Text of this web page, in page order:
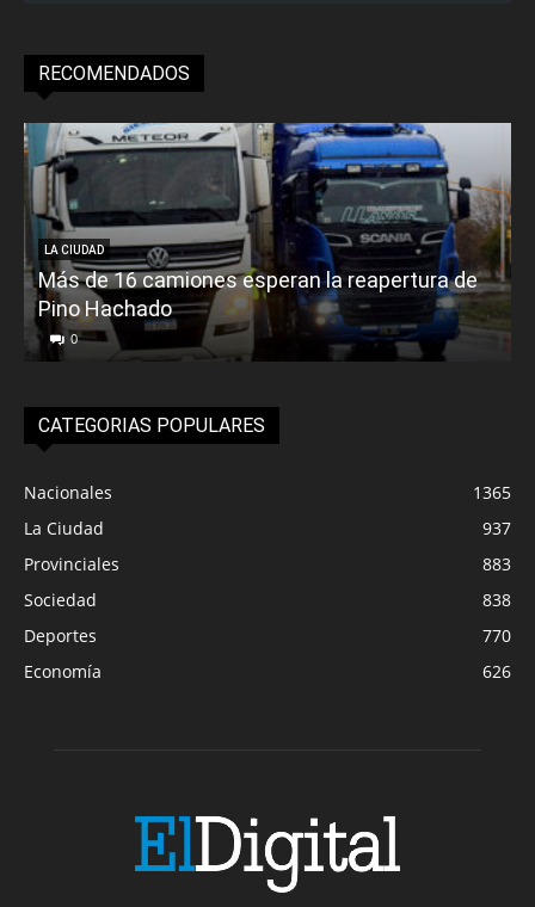
RECOMENDADOS
LA CIUDAD
Más de 16 camiones esperan la reapertura de
Pino Hachado
0
CATEGORIAS POPULARES
Nacionales
1365
La Ciudad
937
Provinciales
883
Sociedad
838
Deportes
770
Economía
626